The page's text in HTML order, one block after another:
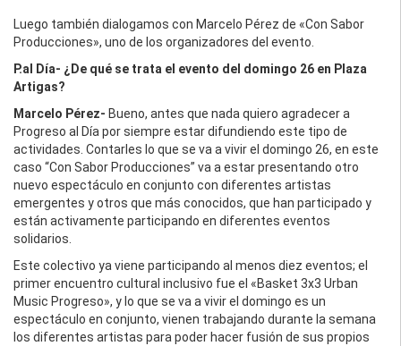
Luego también dialogamos con Marcelo Pérez de «Con Sabor
Producciones», uno de los organizadores del evento.
P.al Día- ¿De qué se trata el evento del domingo 26 en Plaza
Artigas?
Marcelo Pérez- Bueno, antes que nada quiero agradecer a
Progreso al Día por siempre estar difundiendo este tipo de
actividades. Contarles lo que se va a vivir el domingo 26, en este
caso “Con Sabor Producciones” va a estar presentando otro
nuevo espectáculo en conjunto con diferentes artistas
emergentes y otros que más conocidos, que han participado y
están activamente participando en diferentes eventos
solidarios.
Este colectivo ya viene participando al menos diez eventos; el
primer encuentro cultural inclusivo fue el «Basket 3x3 Urban
Music Progreso», y lo que se va a vivir el domingo es un
espectáculo en conjunto, vienen trabajando durante la semana
los diferentes artistas para poder hacer fusión de sus propios